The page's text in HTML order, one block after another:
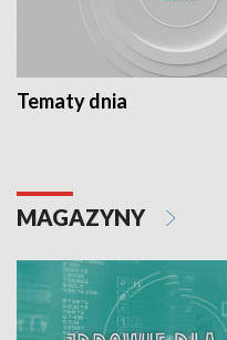
Tematy dnia
MAGAZYNY